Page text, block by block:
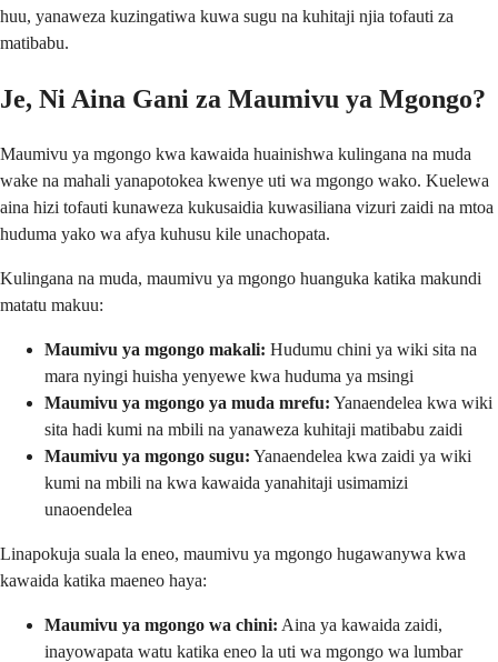
huu, yanaweza kuzingatiwa kuwa sugu na kuhitaji njia tofauti za
matibabu.
Je, Ni Aina Gani za Maumivu ya Mgongo?
Maumivu ya mgongo kwa kawaida huainishwa kulingana na muda
wake na mahali yanapotokea kwenye uti wa mgongo wako. Kuelewa
aina hizi tofauti kunaweza kukusaidia kuwasiliana vizuri zaidi na mtoa
huduma yako wa afya kuhusu kile unachopata.
Kulingana na muda, maumivu ya mgongo huanguka katika makundi
matatu makuu:
Maumivu ya mgongo makali: Hudumu chini ya wiki sita na
mara nyingi huisha yenyewe kwa huduma ya msingi
Maumivu ya mgongo ya muda mrefu: Yanaendelea kwa wiki
sita hadi kumi na mbili na yanaweza kuhitaji matibabu zaidi
Maumivu ya mgongo sugu: Yanaendelea kwa zaidi ya wiki
kumi na mbili na kwa kawaida yanahitaji usimamizi
unaoendelea
Linapokuja suala la eneo, maumivu ya mgongo hugawanywa kwa
kawaida katika maeneo haya:
Maumivu ya mgongo wa chini: Aina ya kawaida zaidi,
inayowapata watu katika eneo la uti wa mgongo wa lumbar